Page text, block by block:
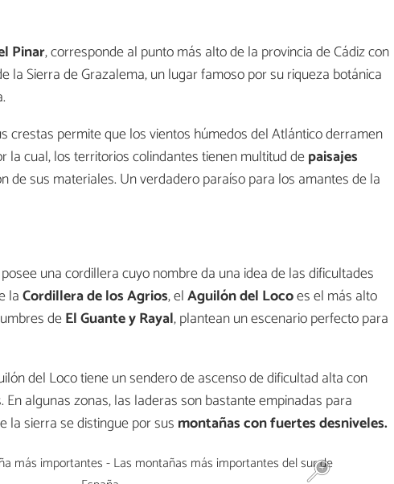
Pinar, corresponde al punto más alto de la provincia de Cádiz con
la Sierra de Grazalema, un lugar famoso por su riqueza botánica
crestas permite que los vientos húmedos del Atlántico derramen
la cual, los territorios colindantes tienen multitud depaisajes
de sus materiales. Un verdadero paraíso para los amantes de la
una cordillera cuyo nombre da una idea de las dificultades
laCordillera de los Agrios, elAguilón del Locoes el más alto
deEl Guante y Rayal, plantean un escenario perfecto para
del Loco tiene un sendero de ascenso de dificultad alta con
algunas zonas, las laderas son bastante empinadas para
la sierra se distingue por sus montañas con fuertes desniveles.